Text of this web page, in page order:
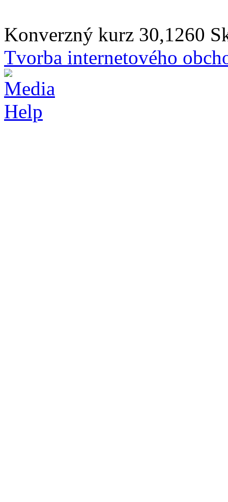
Konverzný kurz 30,1260
Tvorba internetového